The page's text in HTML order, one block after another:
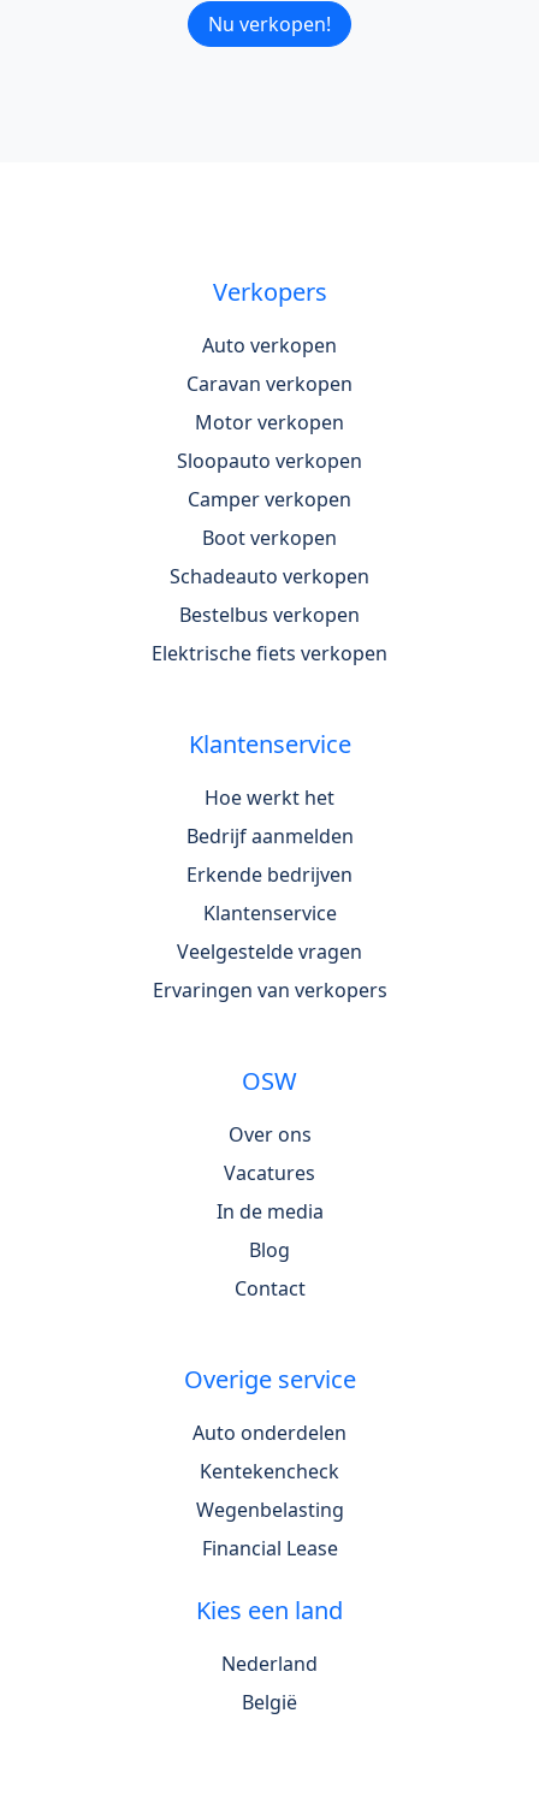
Nu verkopen!
Verkopers
Auto verkopen
Caravan verkopen
Motor verkopen
Sloopauto verkopen
Camper verkopen
Boot verkopen
Schadeauto verkopen
Bestelbus verkopen
Elektrische fiets verkopen
Klantenservice
Hoe werkt het
Bedrijf aanmelden
Erkende bedrijven
Klantenservice
Veelgestelde vragen
Ervaringen van verkopers
OSW
Over ons
Vacatures
In de media
Blog
Contact
Overige service
Auto onderdelen
Kentekencheck
Wegenbelasting
Financial Lease
Kies een land
Nederland
België